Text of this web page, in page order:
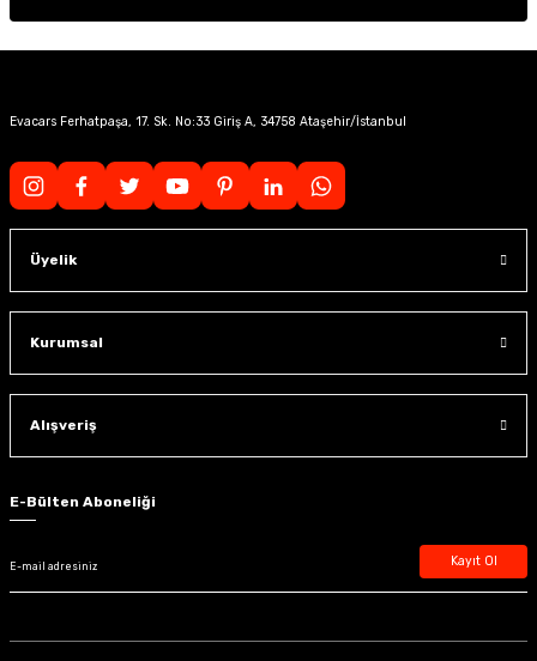
Evacars Ferhatpaşa, 17. Sk. No:33 Giriş A, 34758 Ataşehir/İstanbul
Üyelik
Kurumsal
Alışveriş
E-Bülten Aboneliği
Kayıt Ol